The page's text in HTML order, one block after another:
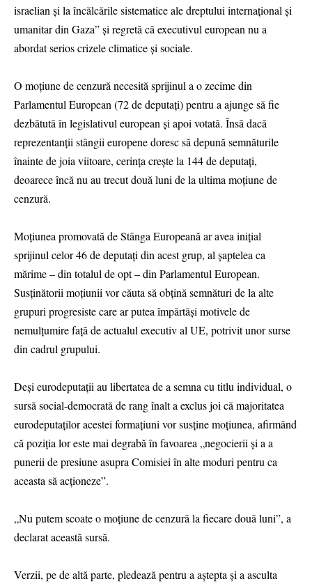
israelian şi la încălcările sistematice ale dreptului internaţional şi
umanitar din Gaza” şi regretă că executivul european nu a
abordat serios crizele climatice şi sociale.
O moţiune de cenzură necesită sprijinul a o zecime din
Parlamentul European (72 de deputaţi) pentru a ajunge să fie
dezbătută în legislativul european şi apoi votată. Însă dacă
reprezentanţii stângii europene doresc să depună semnăturile
înainte de joia viitoare, cerinţa creşte la 144 de deputaţi,
deoarece încă nu au trecut două luni de la ultima moţiune de
cenzură.
Moţiunea promovată de Stânga Europeană ar avea iniţial
sprijinul celor 46 de deputaţi din acest grup, al şaptelea ca
mărime – din totalul de opt – din Parlamentul European.
Susţinătorii moţiunii vor căuta să obţină semnături de la alte
grupuri progresiste care ar putea împărtăşi motivele de
nemulţumire faţă de actualul executiv al UE, potrivit unor surse
din cadrul grupului.
Deşi eurodeputaţii au libertatea de a semna cu titlu individual, o
sursă social-democrată de rang înalt a exclus joi că majoritatea
eurodeputaţilor acestei formaţiuni vor susţine moţiunea, afirmând
că poziţia lor este mai degrabă în favoarea „negocierii şi a a
punerii de presiune asupra Comisiei în alte moduri pentru ca
aceasta să acţioneze”.
„Nu putem scoate o moţiune de cenzură la fiecare două luni”, a
declarat această sursă.
Verzii, pe de altă parte, pledează pentru a aştepta şi a asculta